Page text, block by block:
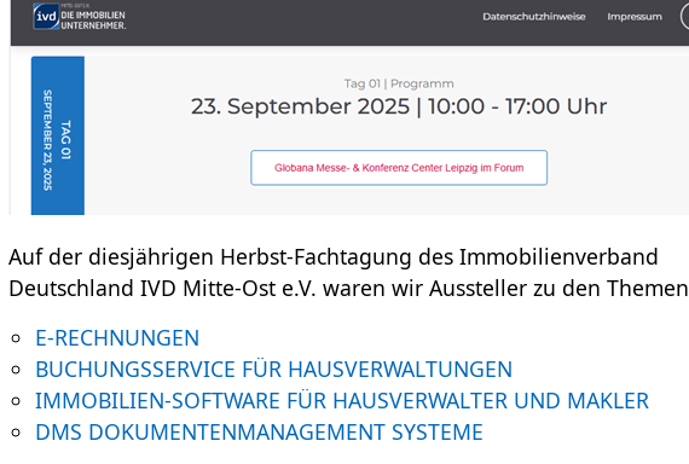
Auf der diesjährigen Herbst-Fachtagung des Immobilienverband
Deutschland IVD Mitte-Ost e.V. waren wir Aussteller zu den Themen
E-RECHNUNGEN
BUCHUNGSSERVICE FÜR HAUSVERWALTUNGEN
IMMOBILIEN-SOFTWARE FÜR HAUSVERWALTER UND MAKLER
DMS DOKUMENTENMANAGEMENT SYSTEME